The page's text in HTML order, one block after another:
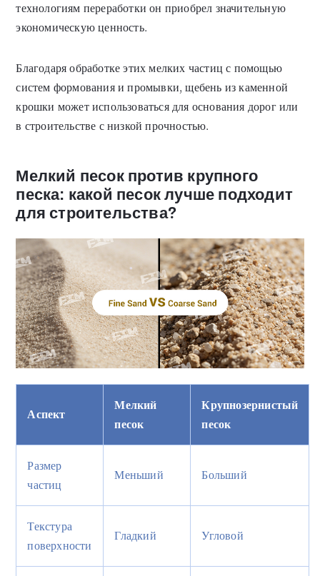
технологиям переработки он приобрел значительную
экономическую ценность.
Благодаря обработке этих мелких частиц с помощью
систем формования и промывки, щебень из каменной
крошки может использоваться для основания дорог или
в строительстве с низкой прочностью.
Мелкий песок против крупного
песка: какой песок лучше подходит
для строительства?
Аспект
Мелкий
песок
Крупнозернистый
песок
Размер
частиц
Меньший Больший
Текстура
поверхности
Гладкий Угловой